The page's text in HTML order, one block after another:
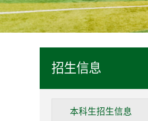
招生信息
本科生招生信息